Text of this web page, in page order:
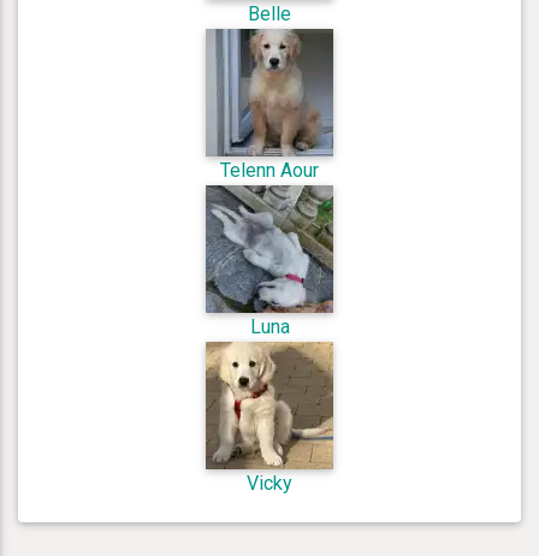
Belle
Telenn Aour
Luna
Vicky